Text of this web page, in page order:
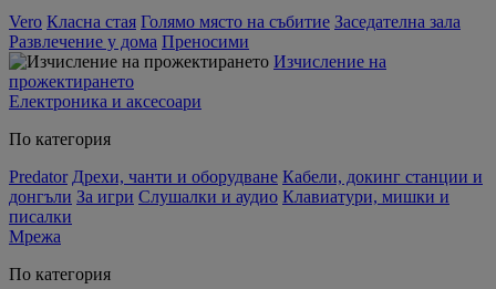
Vero Класна стая Голямо място на събитие Заседателна зала
Развлечение у дома Преносими
Изчисление на
прожектирането
Електроника и аксесоари
По категория
Predator Дрехи, чанти и оборудване Кабели, докинг станции и
донгъли За игри Слушалки и аудио Клавиатури, мишки и
писалки
Мрежа
По категория